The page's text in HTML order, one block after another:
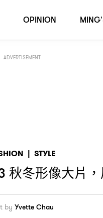
ADVERTISEMENT
| STYLE
秋冬形像大片 ，
by Yvette Chau
OPINION